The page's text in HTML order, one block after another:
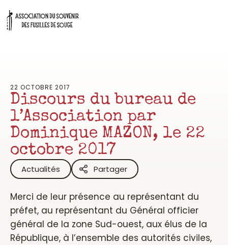
au
contenu
22 OCTOBRE 2017
Discours du bureau de
l’Association par
Dominique MAZON, le 22
octobre 2017
Actualités Partager
Merci de leur présence au représentant du
préfet, au représentant du Général officier
général de la zone Sud-ouest, aux élus de la
République, à l’ensemble des autorités civiles,